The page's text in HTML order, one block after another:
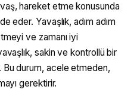
hareket etme konusunda
eder. Yavaşlık, adım adım
ve zamanı iyi
sakin ve kontrollü bir
durum, acele etmeden,
gerektirir.